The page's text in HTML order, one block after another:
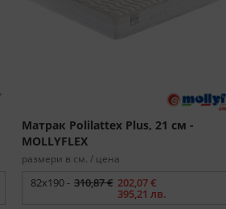
Матрак Polilattex Plus, 21 см -
MOLLYFLEX
размери в см. / цена
82x190 - 310,87 € 202,07 €
395,21 лв.